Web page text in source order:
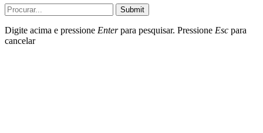
Submit
Digite acima e pressione Enterpara pesquisar. Pressione Esc para
cancelar